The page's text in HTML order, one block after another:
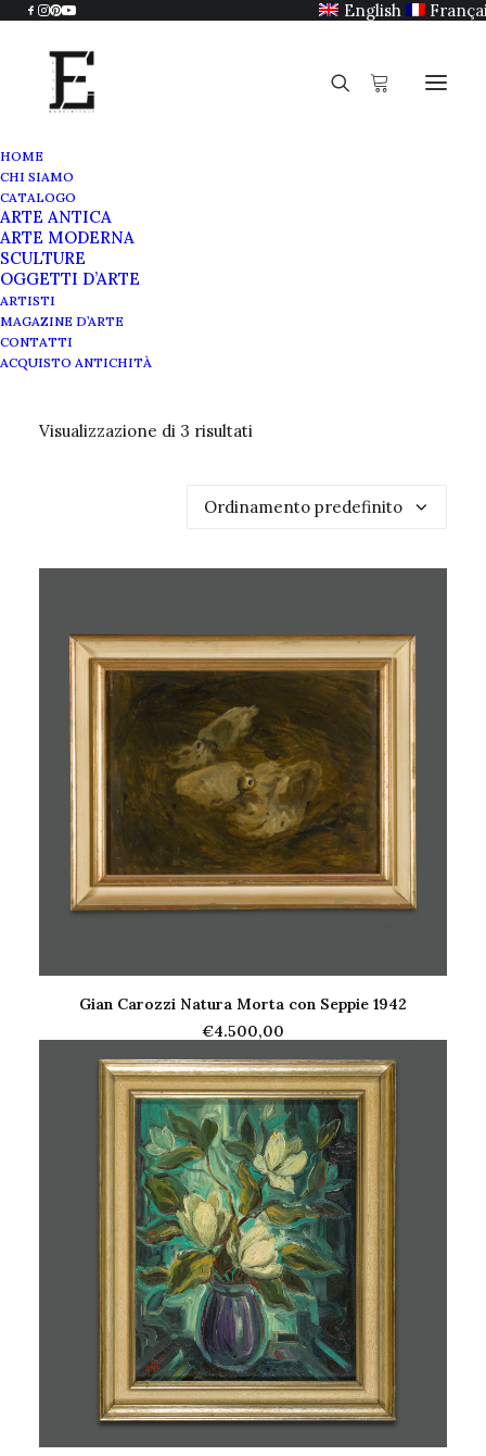
English
HOME
CHI SIAMO
CATALOGO
ARTE ANTICA
ARTE MODERNA
SCULTURE
OGGETTI D’ARTE
ARTISTI
MAGAZINE D’ARTE
CONTATTI
ACQUISTO ANTICHITÀ
Natura morta
Visualizzazione di 3 risultati
Gian Carozzi Natura Morta con Seppie 1942
€4.500,00